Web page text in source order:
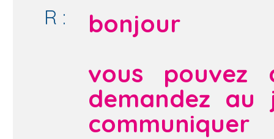
R :
bonjour
vous pouvez
demandez
communiquer